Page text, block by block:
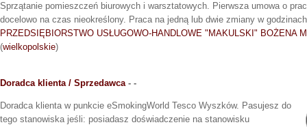
Sprzątanie pomieszczeń biurowych i warsztatowych. Pierwsza umowa o
docelowo na czas nieokreślony. Praca na jedną lub dwie zmiany w
PRZEDSIĘBIORSTWO USŁUGOWO-HANDLOWE "MAKULSKI" BOŻENA
(wielkopolskie)
Doradca klienta / Sprzedawca- -
Doradca klienta w punkcie eSmokingWorld Tesco Wyszków. Pasujesz do
tego stanowiska jeśli: posiadasz doświadczenie na stanowisku